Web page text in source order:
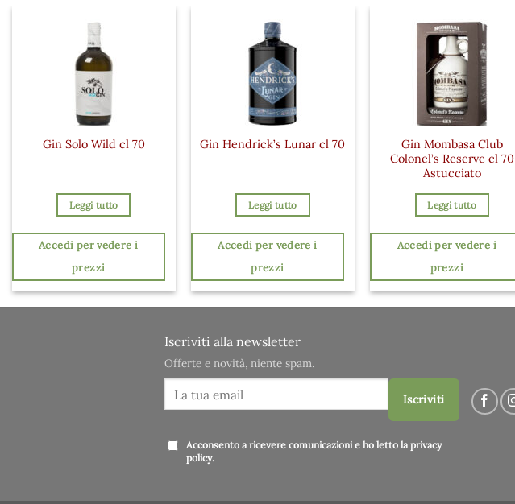
Gin Solo Wild cl 70
Leggi tutto
Accedi per vedere i
prezzi
Gin Hendrick’s Lunar cl 70
Leggi tutto
Accedi per vedere i
prezzi
Gin Mombasa Club
Colonel’s Reserve cl 70
Astucciato
Leggi tutto
Accedi per vedere i
prezzi
Iscriviti alla newsletter
Offerte e novità, niente spam.
Iscriviti
Acconsento a ricevere comunicazioni e ho letto laprivacy
policy.